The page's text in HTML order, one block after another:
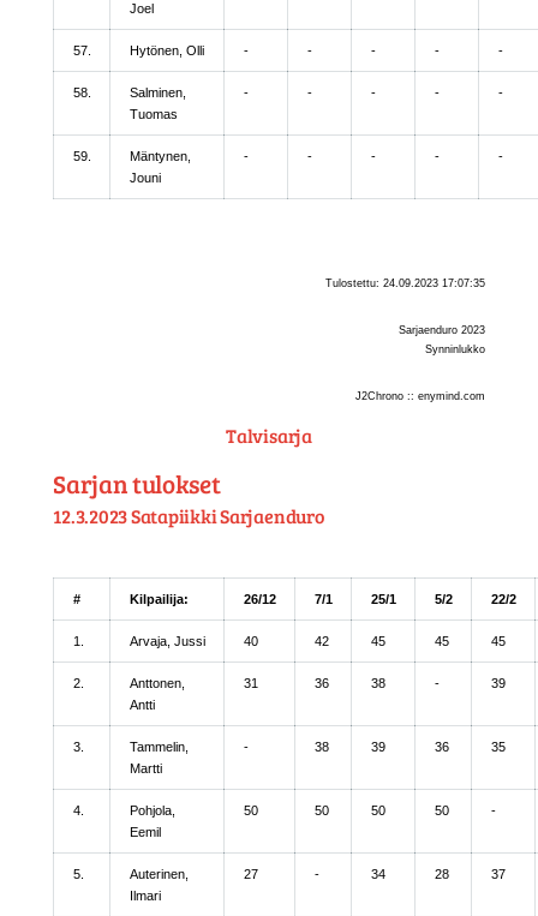
Joel
57. Hytönen, Olli - - - - -
58.
Salminen,
Tuomas
- - - - -
59.
Mäntynen,
Jouni
- - - - -
Tulostettu: 24.09.2023 17:07:35
Sarjaenduro 2023
Synninlukko
J2Chrono :: enymind.com
Talvisarja
Sarjan tulokset
12.3.2023 Satapiikki Sarjaenduro
# Kilpailija: 26/12 7/1 25/1 5/2 22/2
1. Arvaja, Jussi 40 42 45 45 45
2.
Anttonen,
Antti
31 36 38 - 39
3.
Tammelin,
Martti
- 38 39 36 35
4.
Pohjola,
Eemil
50 50 50 50 -
5.
Auterinen,
Ilmari
27 - 34 28 37